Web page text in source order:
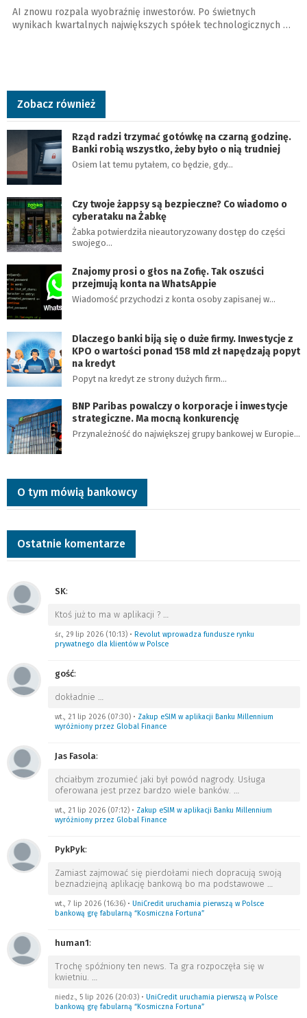
AI znowu rozpala wyobraźnię inwestorów. Po świetnych
wynikach kwartalnych największych spółek technologicznych …
Zobacz również
Rząd radzi trzymać gotówkę na czarną godzinę.
Banki robią wszystko, żeby było o nią trudniej
Osiem lat temu pytałem, co będzie, gdy…
Czy twoje żappsy są bezpieczne? Co wiadomo o
cyberataku na Żabkę
Żabka potwierdziła nieautoryzowany dostęp do części
swojego…
Znajomy prosi o głos na Zofię. Tak oszuści
przejmują konta na WhatsAppie
Wiadomość przychodzi z konta osoby zapisanej w…
Dlaczego banki biją się o duże firmy. Inwestycje z
KPO o wartości ponad 158 mld zł napędzają popyt
na kredyt
Popyt na kredyt ze strony dużych firm…
BNP Paribas powalczy o korporacje i inwestycje
strategiczne. Ma mocną konkurencję
Przynależność do największej grupy bankowej w Europie…
O tym mówią bankowcy
Ostatnie komentarze
SK:
Ktoś już to ma w aplikacji ? …
śr., 29 lip 2026 (10:13) • Revolut wprowadza fundusze rynku
prywatnego dla klientów w Polsce
gość:
dokładnie …
wt., 21 lip 2026 (07:30) • Zakup eSIM w aplikacji Banku Millennium
wyróżniony przez Global Finance
Jas Fasola:
chciałbym zrozumieć jaki był powód nagrody. Usługa
oferowana jest przez bardzo wiele banków. …
wt., 21 lip 2026 (07:12) • Zakup eSIM w aplikacji Banku Millennium
wyróżniony przez Global Finance
PykPyk:
Zamiast zajmować się pierdołami niech dopracują swoją
beznadziejną aplikację bankową bo ma podstawowe …
wt., 7 lip 2026 (16:36) • UniCredit uruchamia pierwszą w Polsce
bankową grę fabularną “Kosmiczna Fortuna”
human1:
Trochę spóźniony ten news. Ta gra rozpoczęła się w
kwietniu. …
niedz., 5 lip 2026 (20:03) • UniCredit uruchamia pierwszą w Polsce
bankową grę fabularną “Kosmiczna Fortuna”